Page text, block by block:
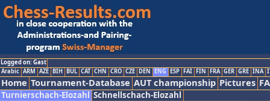
Logged on: Gast
Arabic ARM AZE BIH BUL CAT CHN CRO CZE DEN ENG ESP FAI FIN FRA GER GRE INA
Home Tournament-Database AUT championship Pictures
Turnierschach-Elozahl Schnellschach-Elozahl